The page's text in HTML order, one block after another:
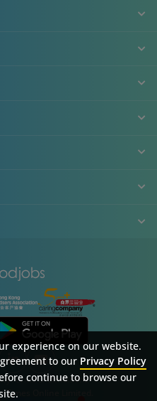
Times Online Limited.
Terms & Conditions
experience on our website.
to our Privacy Policy
continue to browse our